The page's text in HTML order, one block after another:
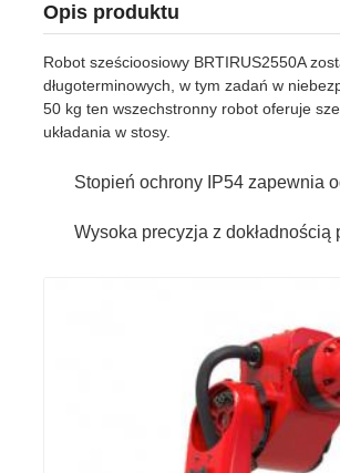
Opis produktu
Robot sześcioosiowy BRTIRUS2550A
długoterminowych, w tym zadań w
50 kg ten wszechstronny robot oferuje
układania w stosy.
Stopień ochrony IP54 zapewnia
Wysoka precyzja z